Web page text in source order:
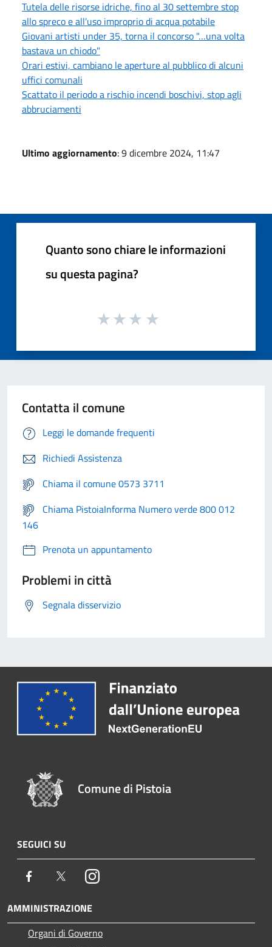
Tutela delle risorse idriche, fino al 30 settembre stop
allo spreco e all’uso improprio di acqua potabile
Giovani artisti under 35, torna il concorso "…una volta
bastava un chiodo"
Orari estivi, cambiano le aperture al pubblico di alcuni
uffici comunali
Scattato il periodo a rischio incendi boschivi, stop agli
abbruciamenti
Ultimo aggiornamento: 9 dicembre 2024, 11:47
Quanto sono chiare le informazioni
su questa pagina?
Contatta il comune
Leggi le domande frequenti
Richiedi Assistenza
Chiama il comune 0573 3711
Chiama PistoiaInforma Numero verde 800 012
146
Prenota un appuntamento
Problemi in città
Segnala disservizio
Comune di Pistoia
SEGUICI SU
Facebook TwitterInstagram
AMMINISTRAZIONE
Organi di Governo